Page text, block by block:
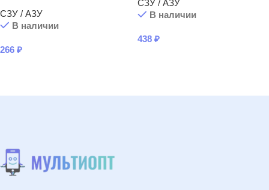
СЗУ / АЗУ
В наличии
266 ₽
СЗУ / АЗУ
В наличии
438 ₽